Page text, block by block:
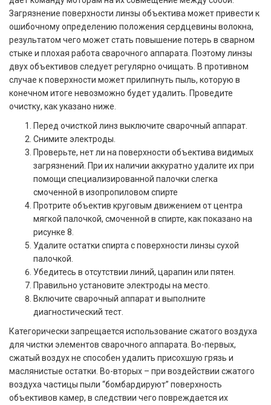
Загрязнение поверхности линзы объектива может привести к
ошибочному определению положения сердцевины волокна,
результатом чего может стать повышение потерь в сварном
стыке и плохая работа сварочного аппарата. Поэтому линзы
двух объективов следует регулярно очищать. В противном
случае к поверхности может прилипнуть пыль, которую в
конечном итоге невозможно будет удалить. Проведите
очистку, как указано ниже.
Перед очисткой линз выключите сварочный аппарат.
Снимите электроды.
Проверьте, нет ли на поверхности объектива видимых
загрязнений. При их наличии аккуратно удалите их при
помощи специализированной палочки слегка
смоченной в изопропиловом спирте
Протрите объектив круговым движением от центра
мягкой палочкой, смоченной в спирте, как показано на
рисунке 8.
Удалите остатки спирта с поверхности линзы сухой
палочкой.
Убедитесь в отсутствии линий, царапин или пятен.
Правильно установите электроды на место.
Включите сварочный аппарат и выполните
диагностический тест.
Категорически запрещается использование сжатого воздуха
для чистки элементов сварочного аппарата. Во-первых,
сжатый воздух не способен удалить присохшую грязь и
маслянистые остатки. Во-вторых – при воздействии сжатого
воздуха частицы пыли “бомбардируют” поверхность
объективов камер, в следствии чего повреждается их